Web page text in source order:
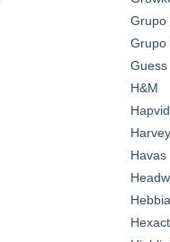
Grupo
Grupo
Guess
H&M
Havas
Hebbia